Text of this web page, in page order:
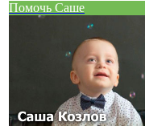
Помочь Саше